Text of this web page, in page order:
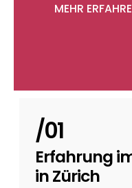
MEHR
/01
Erfahrung
in Zürich